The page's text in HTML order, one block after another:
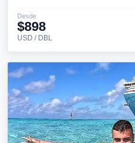
Desde
$898
USD / DBL